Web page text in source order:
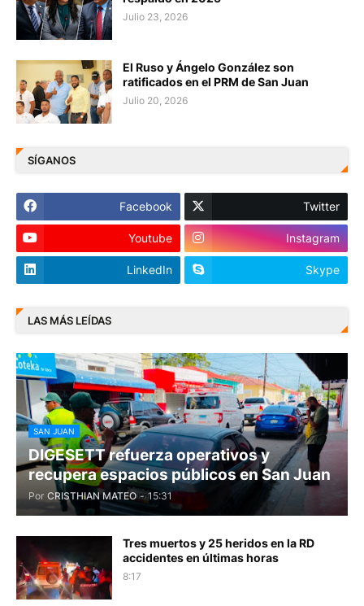
Julio 23, 2026
El Ruso y Ángelo González son
ratificados en el PRM de San Juan
Julio 20, 2026
SÍGANOS
Facebook Twitter
Youtube Instagram
LinkedIn Skype
LAS MÁS LEÍDAS
SAN JUAN
DIGESETT refuerza operativos y
recupera espacios públicos en San Juan
Por CRISTHIAN MATEO - 15:31
Tres muertos y 25 heridos en la RD
accidentes en últimas horas
8:17